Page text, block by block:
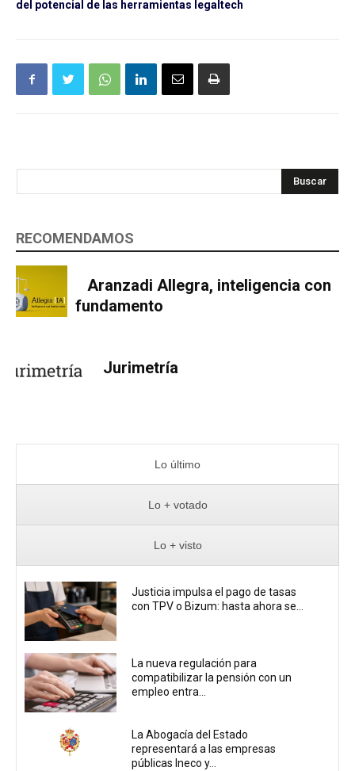
del potencial de las herramientas legaltech
Buscar
RECOMENDAMOS
Aranzadi Allegra, inteligencia con
fundamento
Jurimetría
Lo último
Lo + votado
Lo + visto
Justicia impulsa el pago de tasas
con TPV o Bizum: hasta ahora se...
La nueva regulación para
compatibilizar la pensión con un
empleo entra...
La Abogacía del Estado
representará a las empresas
públicas Ineco y...